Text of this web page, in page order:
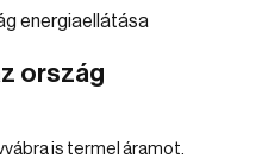
ország
is termel áramot.